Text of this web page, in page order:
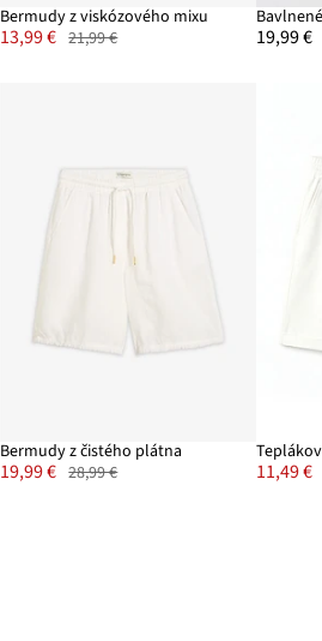
Bermudy z viskózového mixu
13,99 € 21,99 € 19,99 €
Bermudy z čistého plátna
19,99 € 28,99 € 11,49 €